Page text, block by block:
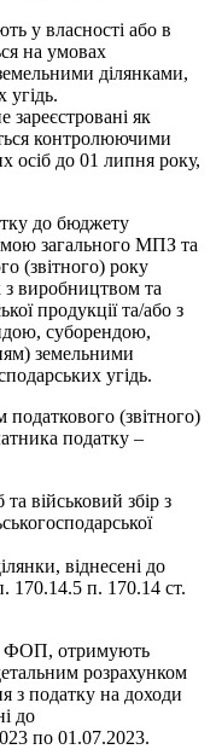
у власності або в
на умовах
ділянками,
угідь.
зареєстровані як
контролюючими
осіб до 01 липня року,
до бюджету
загального МПЗ та
(звітного) року
з виробництвом та
продукції та/або з
суборендою,
земельними
угідь.
(звітного)
податку –
військовий збір з
віднесені до
170.14.5 п. 170.14 ст.
ФОП, отримують
розрахунком
з податку на доходи
до
по 01.07.2023.